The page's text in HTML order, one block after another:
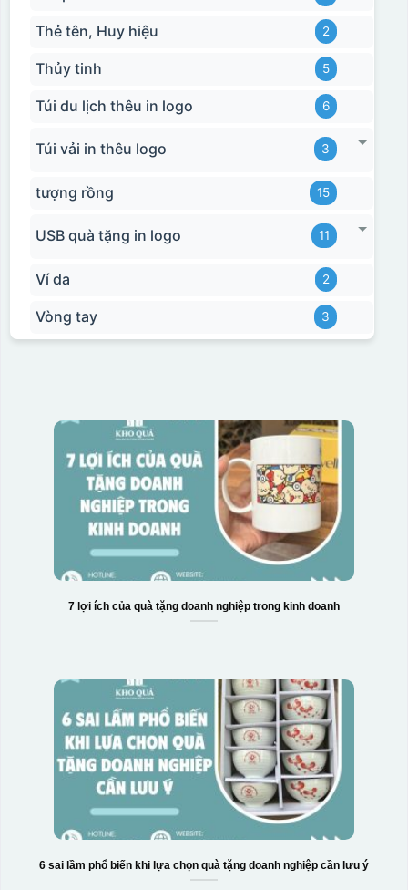
Thẻ tên, Huy hiệu 2
Thủy tinh 5
Túi du lịch thêu in logo 6
Túi vải in thêu logo 3
tượng rồng 15
USB quà tặng in logo 11
Ví da 2
Vòng tay 3
7 lợi ích của quà tặng doanh nghiệp trong kinh doanh
6 sai lầm phổ biến khi lựa chọn quà tặng doanh nghiệp cần lưu ý